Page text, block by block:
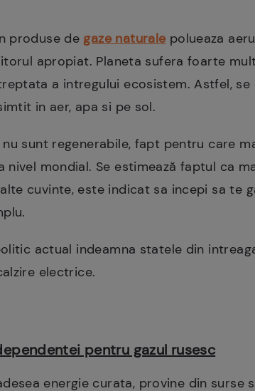
produse degaze naturale polueaza
apropiat. Planeta sufera foarte
a intregului ecosistem. Astfel, se
in aer, apa si pe sol.
sunt regenerabile, fapt pentru care
mondial. Se estimează faptul ca
cuvinte, este indicat sa incepi sa te
actual indeamna statele din
electrice.
pentru gazul rusesc
energie curata, provine din surse